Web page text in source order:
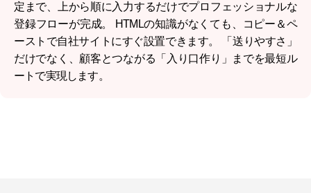
定まで、上から順に入力するだけでプロフェッショナルな
登録フローが完成。 HTMLの知識がなくても、コピー＆ペ
ーストで自社サイトにすぐ設置できます。 「送りやすさ」
だけでなく、顧客とつながる「入り口作り」までを最短ル
ートで実現します。